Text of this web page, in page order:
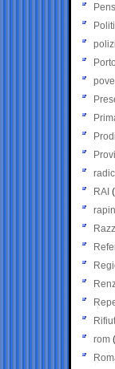
Porto
Prodi
RAI
rom